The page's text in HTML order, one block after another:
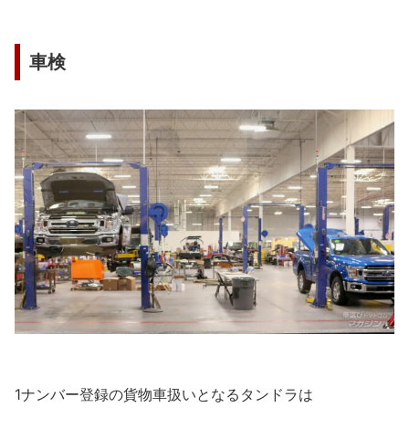
車検
1ナンバー登録の貨物車扱いとなるタンドラは